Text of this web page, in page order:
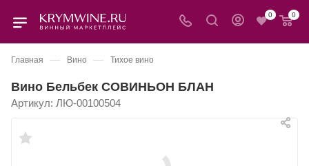
0 0
Главная — Вино — Тихое вино
Вино Бельбек СОВИНЬОН БЛАН
Артикул: ЛЮ-00100504